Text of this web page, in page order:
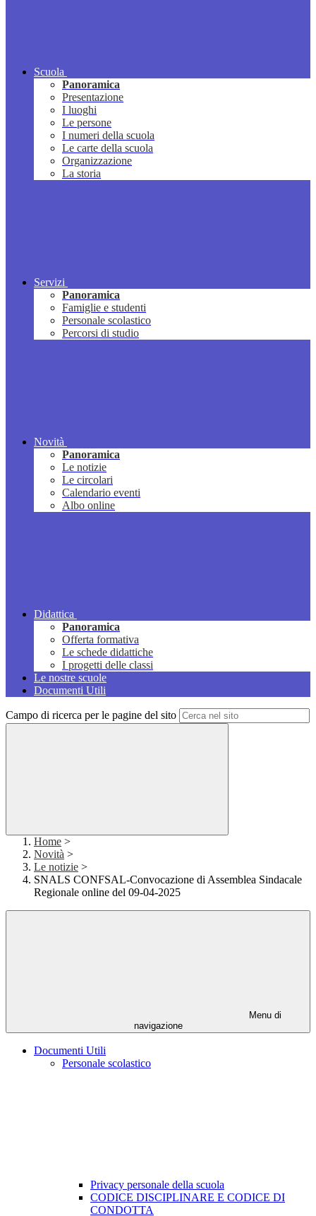
Scuola
Panoramica
Presentazione
I luoghi
Le persone
I numeri della scuola
Le carte della scuola
Organizzazione
La storia
Servizi
Panoramica
Famiglie e studenti
Personale scolastico
Percorsi di studio
Novità
Panoramica
Le notizie
Le circolari
Calendario eventi
Albo online
Didattica
Panoramica
Offerta formativa
Le schede didattiche
I progetti delle classi
Le nostre scuole
Documenti Utili
Campo di ricerca per le pagine del sito
Home >
Novità >
Le notizie >
SNALS CONFSAL-Convocazione di Assemblea Sindacale
Regionale online del 09-04-2025
Menu di
navigazione
Documenti Utili
Personale scolastico
Privacy personale della scuola
CODICE DISCIPLINARE E CODICE DI
CONDOTTA